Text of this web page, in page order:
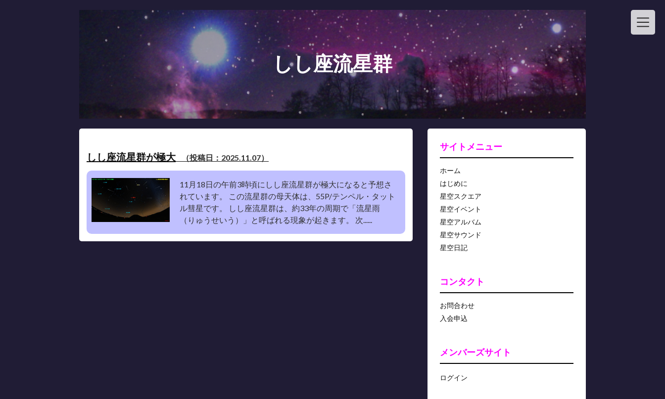
しし座流星群
しし座流星群が極大 （投稿日：2025.11.07）
11月18日の午前3時頃にしし座流星群が極大になると予想さ
れています。 この流星群の母天体は、55P/テンペル・タット
ル彗星です。 しし座流星群は、約33年の周期で「流星雨
（りゅうせいう）」と呼ばれる現象が起きます。 次......
サイトメニュー
ホーム
はじめに
星空スクエア
星空イベント
星空アルバム
星空サウンド
星空日記
コンタクト
お問合わせ
入会申込
メンバーズサイト
ログイン